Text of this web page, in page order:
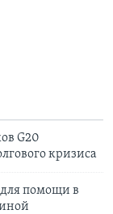
G20
кризиса
помощи в